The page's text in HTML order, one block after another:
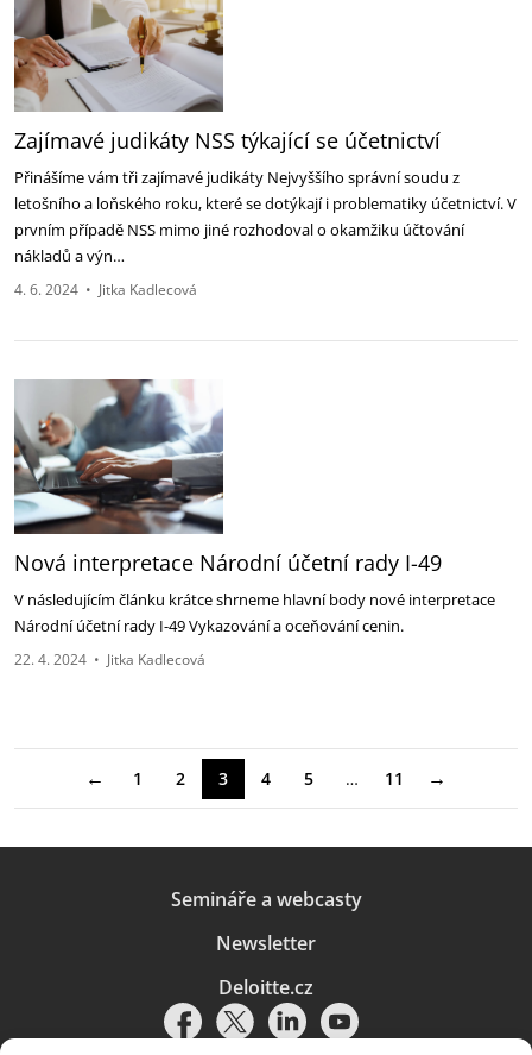
Zajímavé judikáty NSS týkající se účetnictví
Přinášíme vám tři zajímavé judikáty Nejvyššího správní soudu z
letošního a loňského roku, které se dotýkají i problematiky účetnictví. V
prvním případě NSS mimo jiné rozhodoval o okamžiku účtování
nákladů a výn…
4. 6. 2024 • Jitka Kadlecová
Nová interpretace Národní účetní rady I-49
V následujícím článku krátce shrneme hlavní body nové interpretace
Národní účetní rady I-49 Vykazování a oceňování cenin.
22. 4. 2024 • Jitka Kadlecová
← 1 2 3 4 5 … 11 →
Semináře a webcasty
Newsletter
Deloitte.cz